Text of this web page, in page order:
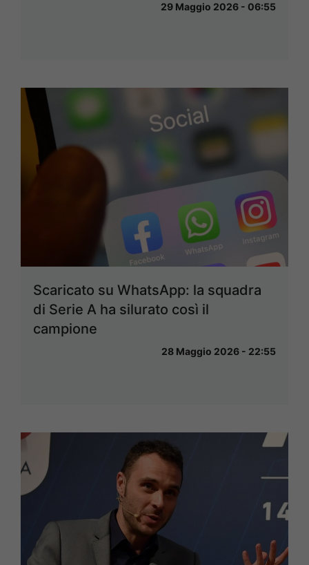
29 Maggio 2026 - 06:55
Scaricato su WhatsApp: la squadra
di Serie A ha silurato così il
campione
28 Maggio 2026 - 22:55